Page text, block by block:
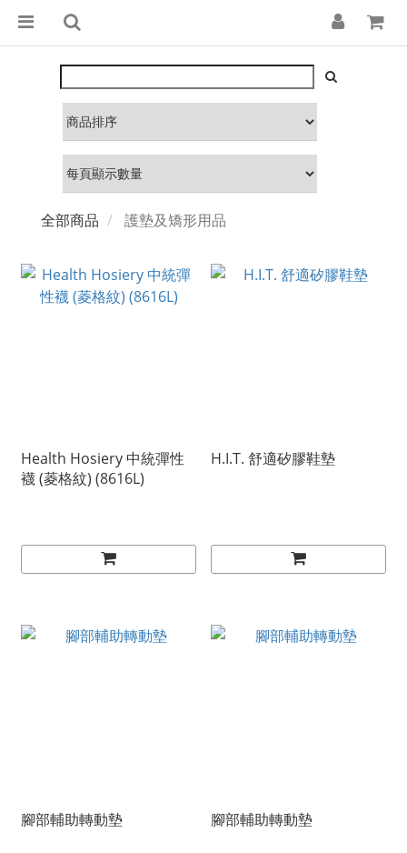
全部商品 護墊及矯形用品
Health Hosiery 中統彈性
襪 (菱格紋) (8616L)
H.I.T. 舒適矽膠鞋墊
腳部輔助轉動墊 腳部輔助轉動墊